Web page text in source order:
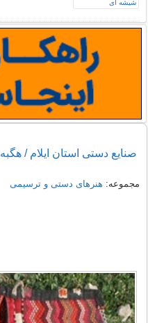
صنایع دستی استان ايلام / هگبه
مجموعه: هنرهای دستی و ترسیمی